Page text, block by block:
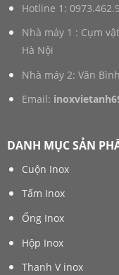
Hotline 1:
Nhà máy 1 : Cụm
Hà Nội
Nhà máy 2: Văn
Email:
DANH MỤC SẢN
Cuộn Inox
Tấm Inox
Ống Inox
Hộp Inox
Thanh V inox